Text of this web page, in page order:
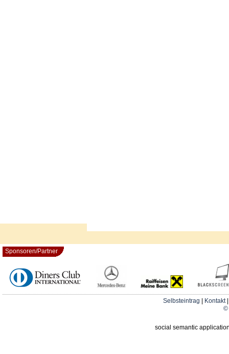
Sponsoren/Partner
Selbsteintrag Kontakt
©
social semantic